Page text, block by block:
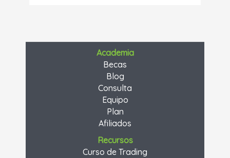
Academia
Becas
Blog
Consulta
Equipo
Plan
Afiliados
Recursos
Curso de Trading